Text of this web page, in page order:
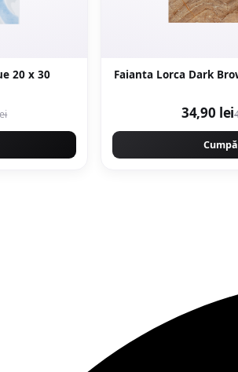
Faianta Living Alava Blue 20 x 30
34,90 lei